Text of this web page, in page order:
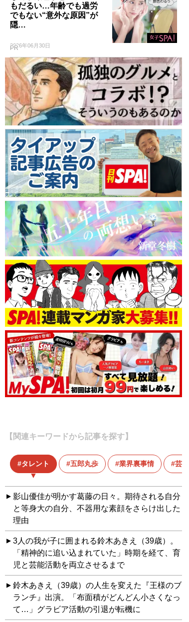
もだるい…年齢でも過労
でもない“意外な原因”が
隠…
2026年06月30日
PR
【関連キーワードから記事を探す】
タレント 五郎丸歩 業界裏事情 芸能
影山優佳が明かす葛藤の日々。期待される自分
と等身大の自分、不器用な素顔をさらけ出した
理由
3人の我が子に囲まれる鈴木あきえ（39歳）。
「精神的に追い込まれていた」時期を経て、育
児と芸能活動を両立させるまで
鈴木あきえ（39歳）の人生を変えた『王様のブ
ランチ』出演。「布面積がどんどん小さくなっ
て…」グラビア活動の引退が転機に